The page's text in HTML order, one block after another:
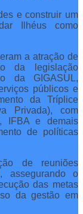
e construir um
Ilhéus como
a atração de
da legislação
da GIGASUL,
públicos e
da Tríplice
Privada), com
IFBA e demais
de políticas
de reuniões
assegurando o
das metas
da gestão em